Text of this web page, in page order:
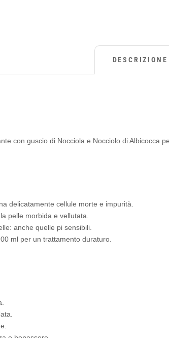
DESCRIZIONE
con guscio di Nocciola e Nocciolo di Albicocca
delicatamente cellule morte e impurità.
pelle morbida e vellutata.
anche quelle pi sensibili.
ml per un trattamento duraturo.